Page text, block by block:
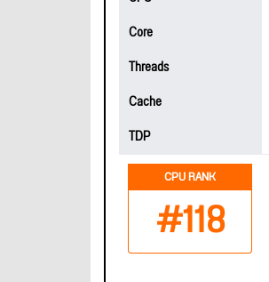
Core
Threads
Cache
TDP
CPU RANK
#118